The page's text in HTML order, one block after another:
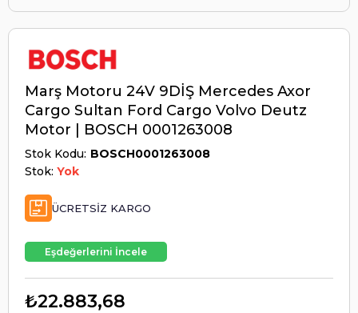
Marş Motoru 24V 9DİŞ Mercedes Axor
Cargo Sultan Ford Cargo Volvo Deutz
Motor | BOSCH 0001263008
Stok Kodu BOSCH0001263008
Stok: Yok
ÜCRETSIZ KARGO
Eşdeğerlerini İncele
₺22.883,68